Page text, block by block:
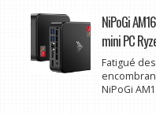
NiPoGi
mini PC
Fatigué
NiPoGi